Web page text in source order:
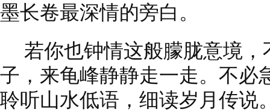
墨长卷最深情的旁白。
若你也钟情这般朦胧意境
子，来龟峰静静走一走。不必
聆听山水低语，细读岁月传说